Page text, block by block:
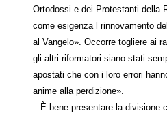
Ortodossi e dei Protestanti della
come esigenza l rinnovamento
al Vangelo». Occorre togliere ai
gli altri riformatori siano stati
apostati che con i loro errori
anime alla perdizione».
– È bene presentare la divisione